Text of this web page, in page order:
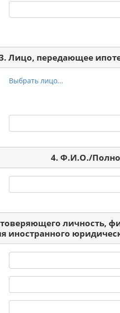
Лицо, передающее
Выбрать лицо...
4. Ф.И.О./
личность,
иностранного